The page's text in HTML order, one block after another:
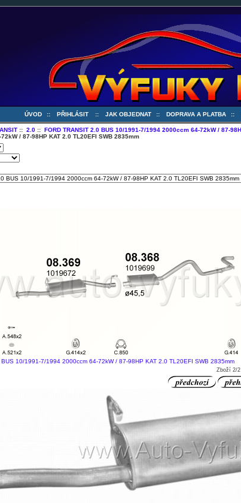
ÚVOD :: PŘIHLÁSIT :: JAK OBJEDNAT :: DOPRAVA A PLATBA ::
::2.0 ::FORD TRANSIT 2.0 BUS 10/1991-7/1994 2000ccm 64-72kW / 87-
/ 87-98HP KAT 2.0 TL20EFI SWB 2835mm
BUS 10/1991-7/1994 2000ccm 64-72kW / 87-98HP KAT 2.0 TL20EFI SWB 2835mm
Zboží 2/2